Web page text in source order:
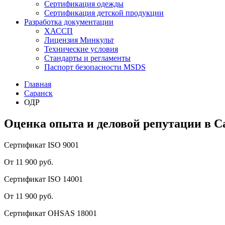
Сертификация одежды
Сертификация детской продукции
Разработка документации
ХАССП
Лицензия Минкульт
Технические условия
Стандарты и регламенты
Паспорт безопасности MSDS
Главная
Саранск
ОДР
Оценка опыта и деловой репутации в
Сертификат ISO 9001
От 11 900 руб.
Сертификат ISO 14001
От 11 900 руб.
Сертификат OHSAS 18001